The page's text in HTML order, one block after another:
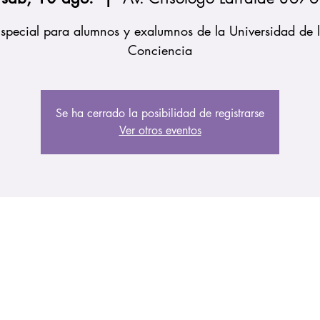
para alumnos y exalumnos de la Universidad de
Conciencia
Se ha cerrado la posibilidad de registrarse
Ver otros eventos